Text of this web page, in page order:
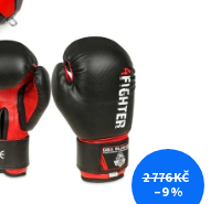
2 776 KČ
–9 %